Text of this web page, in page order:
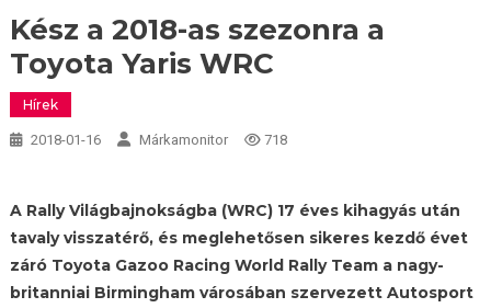
Kész a 2018-as szezonra a
Toyota Yaris WRC
Hírek
2018-01-16 Márkamonitor 718
A Rally Világbajnokságba (WRC) 17 éves kihagyás után
tavaly visszatérő, és meglehetősen sikeres kezdő évet
záró Toyota Gazoo Racing World Rally Team a nagy-
britanniai Birmingham városában szervezett Autosport